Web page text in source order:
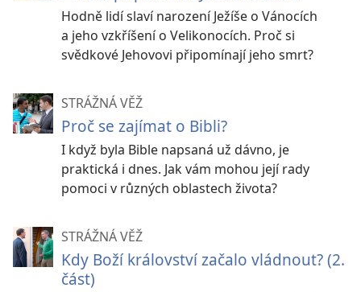
Hodně lidí slaví narození Ježíše o Vánocích
a jeho vzkříšení o Velikonocích. Proč si
svědkové Jehovovi připomínají jeho smrt?
STRÁŽNÁ VĚŽ
Proč se zajímat o Bibli?
I když byla Bible napsaná už dávno, je
praktická i dnes. Jak vám mohou její rady
pomoci v různých oblastech života?
STRÁŽNÁ VĚŽ
Kdy Boží království začalo vládnout? (2.
část)